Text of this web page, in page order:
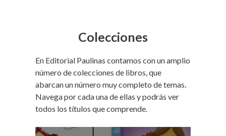
Colecciones
En Editorial Paulinas contamos con un amplio
número de colecciones de libros, que
abarcan un número muy completo de temas.
Navega por cada una de ellas y podrás ver
todos los títulos que comprende.